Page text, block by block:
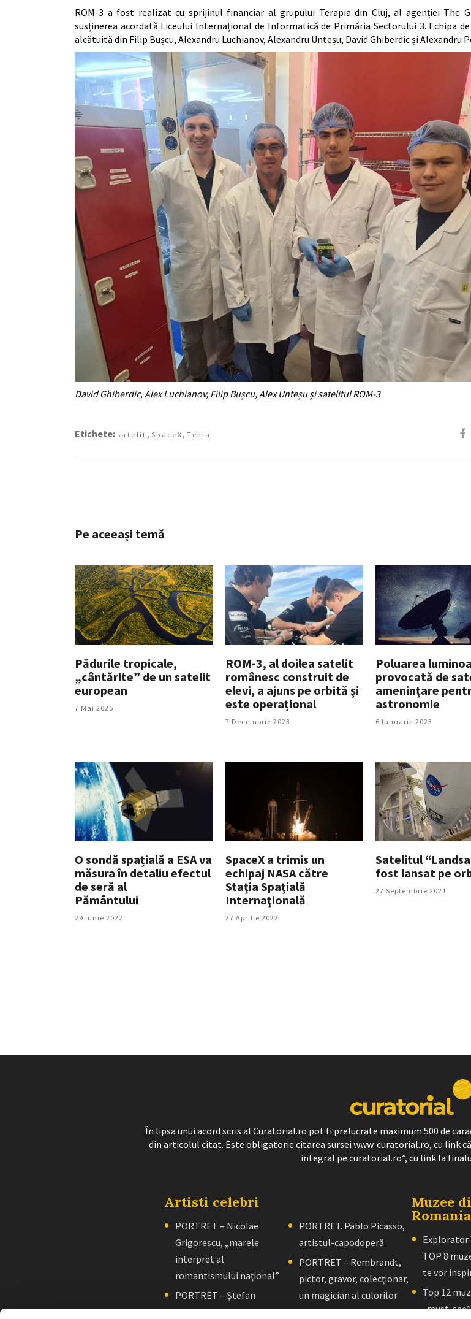
ROM-3 a fost realizat cu sprijinul financiar al grupului Terapia din Cluj, al agenției The
susținerea acordată Liceului Internațional de Informatică de Primăria Sectorului 3. Echipa
alcătuită din Filip Bușcu, Alexandru Luchianov, Alexandru Unteșu, David Ghiberdic și Alexandru
David Ghiberdic, Alex Luchianov, Filip Bușcu, Alex Unteșu și satelitul ROM-3
Etichete: satelit , SpaceX ,Terra
Pe aceeași temă
Pădurile tropicale,
„cântărite” de un satelit
european
7 Mai 2025
ROM-3, al doilea satelit
românesc construit de
elevi, a ajuns pe orbită și
este operațional
7 Decembrie 2023
Poluarea
provocată de
amenințare
astronomie
6 Ianuarie 2023
O sondă spațială a ESA va
măsura în detaliu efectul
de seră al
Pământului
29 Iunie 2022
SpaceX a trimis un
echipaj NASA către
Staţia Spaţială
Internaţională
27 Aprilie 2022
Satelitul
fost lansat pe
27 Septembrie 2021
În lipsa unui acord scris al Curatorial.ro pot fi prelucrate maximum 500 de
din articolul citat. Este obligatorie citarea sursei www. curatorial.ro, cu link
integral pe curatorial.ro”, cu link la
Artisti celebri
PORTRET – Nicolae
Grigorescu, „marele
interpret al
romantismului naţional”
PORTRET – Ştefan
Luchian, „un zugrav”
PORTRET. Pablo Picasso,
artistul-capodoperă
PORTRET – Rembrandt,
pictor, gravor, colecţionar,
un magician al culorilor
Muzee
Romania
Explorator
TOP 8
te vor
Top 12
„must-